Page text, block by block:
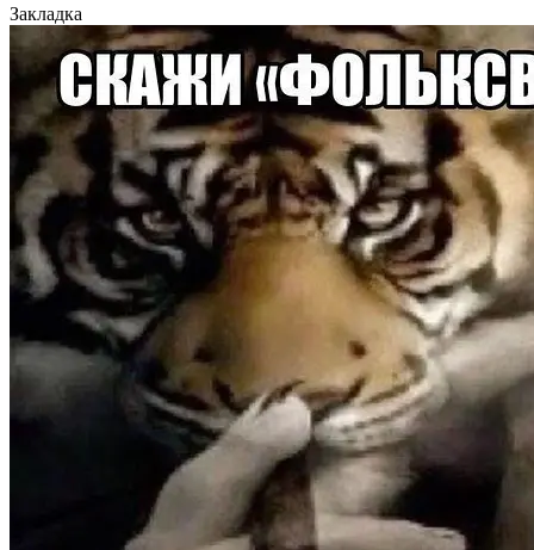
Закладка